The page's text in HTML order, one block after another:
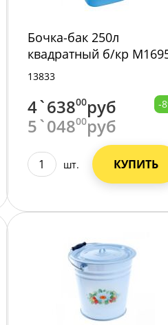
Бочка-бак 250л
квадратный б/кр
/3/
13833
4`63800руб
5`04800руб
-
шт. КУПИТЬ